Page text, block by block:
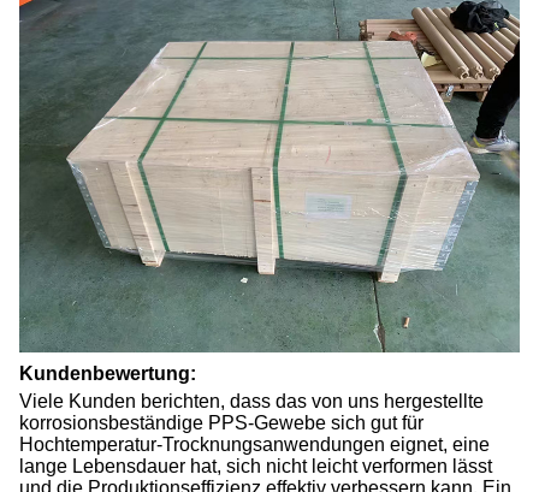
Kundenbewertung:
Viele Kunden berichten, dass das von uns hergestellte
korrosionsbeständige PPS-Gewebe sich gut für
Hochtemperatur-Trocknungsanwendungen eignet, eine
lange Lebensdauer hat, sich nicht leicht verformen lässt
und die Produktionseffizienz effektiv verbessern kann. Ein